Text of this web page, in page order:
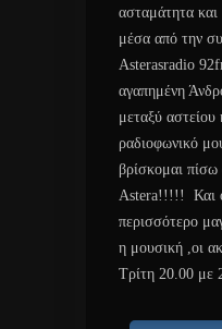
ασταμάτητα
μέσα από την
Asterasradio
αγαπημένη
μεταξύ
ραδιοφωνικό
βρίσκομαι
Astera!!!!! Και
περισσότερο
η μουσική ,οι
Τρίτη 20.00 με